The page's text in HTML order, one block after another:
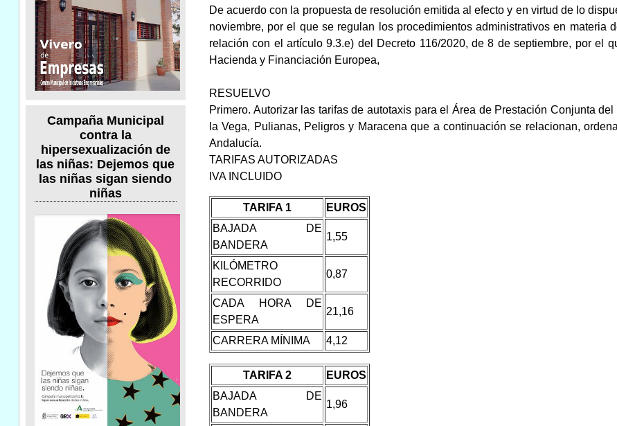
Campaña Municipal
contra la
hipersexualización de
las niñas: Dejemos que
las niñas sigan siendo
niñas
De acuerdo con la propuesta de resolución emitida al efecto y en virtud de lo
noviembre, por el que se regulan los procedimientos administrativos en materia
relación con el artículo 9.3.e) del Decreto 116/2020, de 8 de septiembre, por el
Hacienda y Financiación Europea,
RESUELVO
Primero. Autorizar las tarifas de autotaxis para el Área de Prestación Conjunta
la Vega, Pulianas, Peligros y Maracena que a continuación se relacionan,
Andalucía.
TARIFAS AUTORIZADAS
IVA INCLUIDO
TARIFA 1
EUROS
BAJADA DE
BANDERA
1,55
KILÓMETRO
RECORRIDO
0,87
CADA HORA DE
ESPERA
21,16
CARRERA MÍNIMA 4,12
TARIFA 2
EUROS
BAJADA DE
BANDERA
1,96